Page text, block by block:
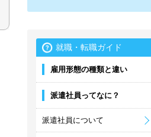
就職・転職ガイド
雇用形態の種類と違い
派遣社員ってなに？
派遣社員について